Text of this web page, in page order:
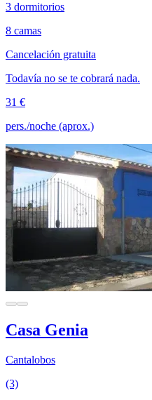
3 dormitorios
8 camas
Cancelación gratuita
Todavía no se te cobrará nada.
31 €
pers./noche (aprox.)
Casa Genia
Cantalobos
(3)